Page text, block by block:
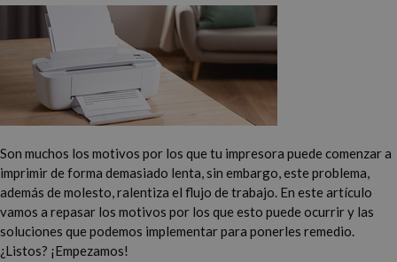
Son muchos los motivos por los que tu impresora puede comenzar a
imprimir de forma demasiado lenta, sin embargo, este problema,
además de molesto, ralentiza el flujo de trabajo. En este artículo
vamos a repasar los motivos por los que esto puede ocurrir y las
soluciones que podemos implementar para ponerles remedio.
¿Listos? ¡Empezamos!